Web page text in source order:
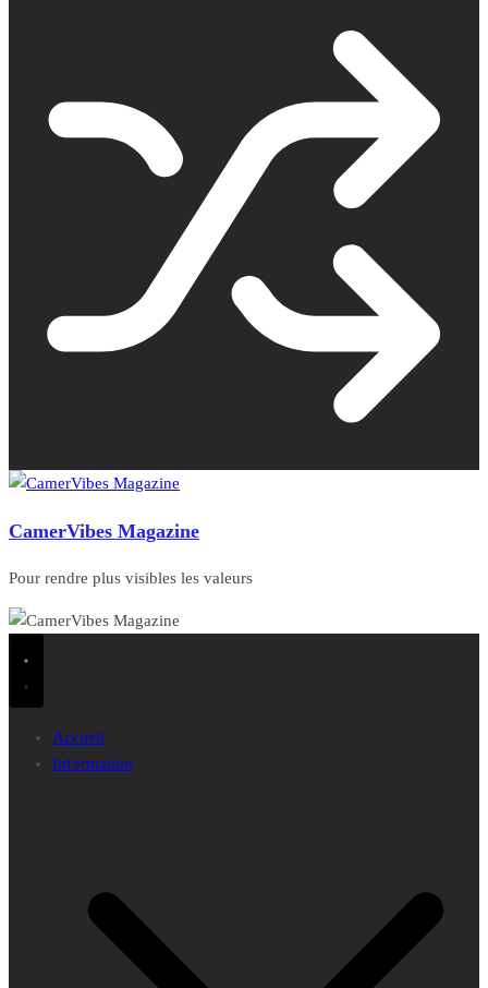
CamerVibes Magazine
Pour rendre plus visibles les valeurs
Accueil
Information